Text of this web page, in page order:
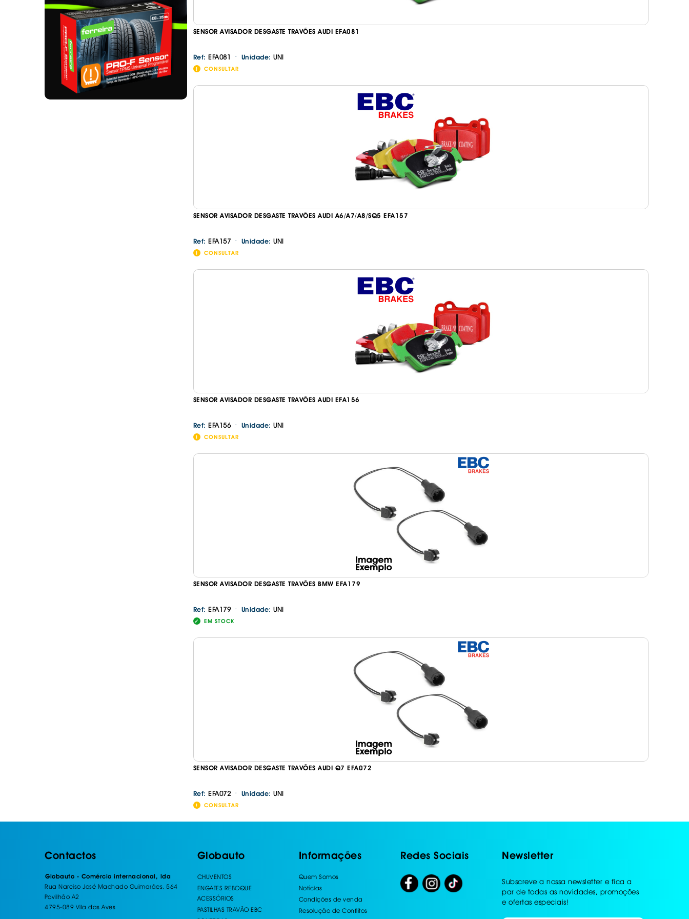
SENSOR AVISADOR DESGASTE TRAVÕES AUDI EFA081
Ref: EFA081 · Unidade: UNI
CONSULTAR
SENSOR AVISADOR DESGASTE TRAVÕES AUDI A6/A7/A8/SQ5 EFA157
Ref: EFA157 · Unidade: UNI
CONSULTAR
SENSOR AVISADOR DESGASTE TRAVÕES AUDI EFA156
Ref: EFA156 · Unidade: UNI
CONSULTAR
SENSOR AVISADOR DESGASTE TRAVÕES BMW EFA179
Ref: EFA179 · Unidade: UNI
EM STOCK
SENSOR AVISADOR DESGASTE TRAVÕES AUDI Q7 EFA072
Ref: EFA072 · Unidade: UNI
CONSULTAR
Contactos
Globauto - Comércio internacional, lda
Rua Narciso José Machado Guimarães, 564
Pavilhão A2
4795-089 Vila das Aves
Globauto
CHUVENTOS
ENGATES REBOQUE
ACESSÓRIOS
PASTILHAS TRAVÃO EBC
Informações
Quem Somos
Notícias
Condições de venda
Resolução de Conflitos
Redes Sociais Newsletter
Subscreve a nossa newsletter e fica a
par de todas as novidades, promoções
e ofertas especiais!